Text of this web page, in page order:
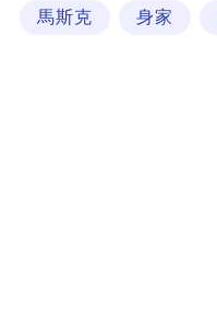
馬斯克 身家